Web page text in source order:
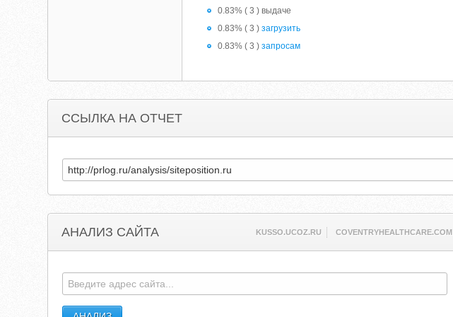
0.83% ( 3 ) выдаче
0.83% ( 3 )загрузить
0.83% ( 3 )запросам
ССЫЛКА НА ОТЧЕТ
АНАЛИЗ САЙТА KUSSO.UCOZ.RU COVENTRYHEALTHCARE.COM